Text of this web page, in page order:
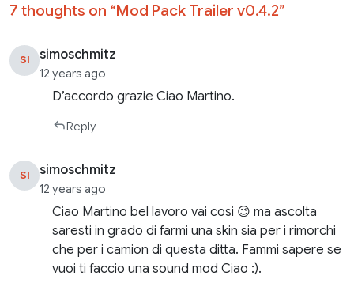
7 thoughts on “Mod Pack Trailer v0.4.2”
SI simoschmitz
12 years ago
D’accordo grazie Ciao Martino.
Reply
SI simoschmitz
12 years ago
Ciao Martino bel lavoro vai cosi 😉 ma ascolta
saresti in grado di farmi una skin sia per i rimorchi
che per i camion di questa ditta. Fammi sapere se
vuoi ti faccio una sound mod Ciao :).